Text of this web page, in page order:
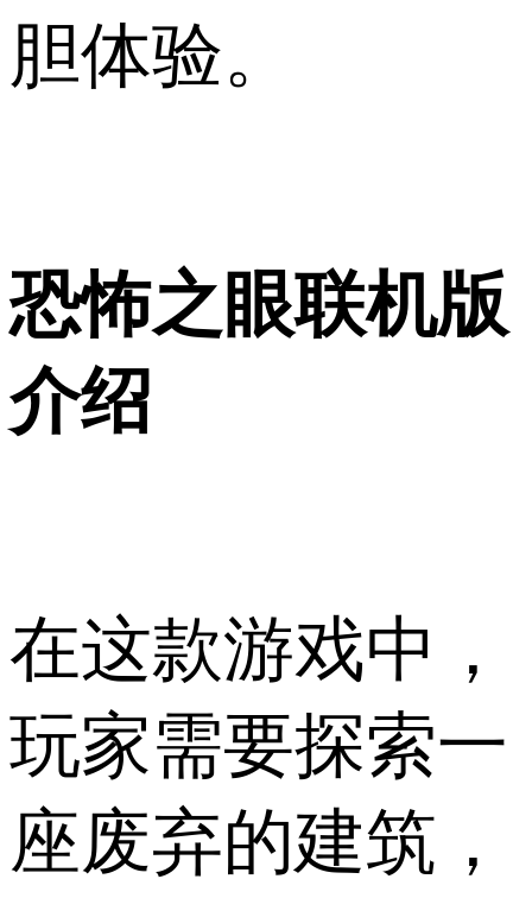
胆体验。
恐怖之眼联机版
介绍
在这款游戏中，
玩家需要探索一
座废弃的建筑，